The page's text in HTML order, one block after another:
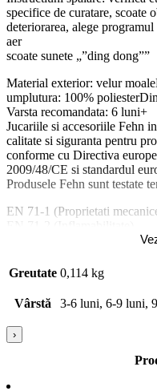
specifice de curatare, scoate
deteriorarea, alege
aer
scoate sunete „”ding dong””
Material exterior: velur
umplutura: 100%
Varsta recomandata: 6 luni+
Jucariile si accesoriile Fehn
calitate si siguranta pentru
conforme cu Directiva
2009/48/CE si standardul
Produsele Fehn sunt testate
EN 71-1 (Proprietati
EN 71-3 (Migrarea anumitor
Atentie! Nu lasati ambalajele
copiilor. Indepartati orice
da jucaria/produsul
timp ce se joaca/foloseste
etichetele pentru referinte
de foc, feriti jucaria/produsul
Jucaria/produsul se poate
uscati la aer imediat dupa
Greutate 0,114 kg
Vârstă 3-6 luni, 6-9 luni,
›